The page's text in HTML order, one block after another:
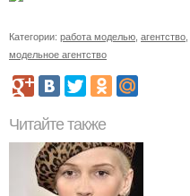
Категории: работа моделью агентство
модельное агентство
Читайте также